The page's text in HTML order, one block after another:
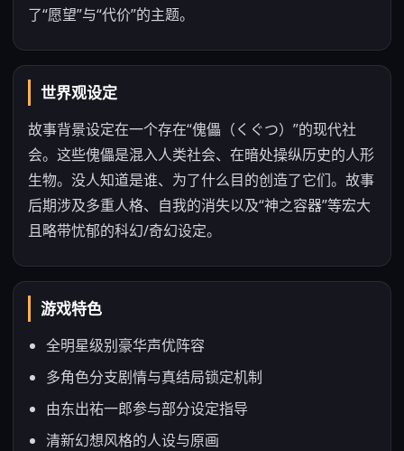
了“愿望”与“代价”的主题。
世界观设定
故事背景设定在一个存在“傀儡（くぐつ）”的现代社
会。这些傀儡是混入人类社会、在暗处操纵历史的人形
生物。没人知道是谁、为了什么目的创造了它们。故事
后期涉及多重人格、自我的消失以及“神之容器”等宏大
且略带忧郁的科幻/奇幻设定。
游戏特色
全明星级别豪华声优阵容
多角色分支剧情与真结局锁定机制
由东出祐一郎参与部分设定指导
清新幻想风格的人设与原画